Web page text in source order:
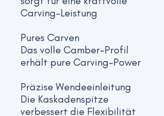
Carving-Leistung
Pures Carven
Das volle Camber-Profil
erhält pure Carving-Power
Präzise Wendeeinleitung
Die Kaskadenspitze
verbessert die Flexibilität